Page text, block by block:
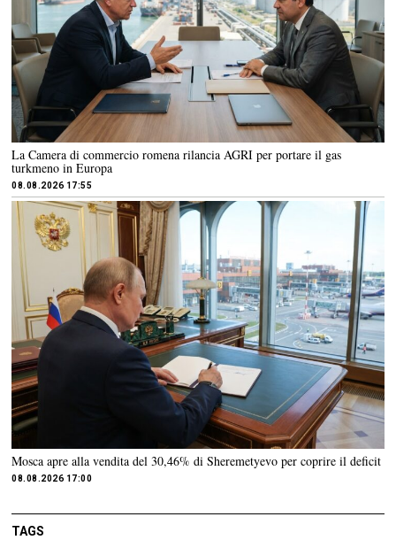
La Camera di commercio romena rilancia AGRI per portare il gas
turkmeno in Europa
08.08.2026 17:55
Mosca apre alla vendita del 30,46% di Sheremetyevo per coprire il deficit
08.08.2026 17:00
TAGS